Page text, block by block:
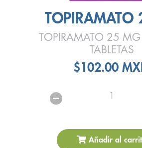
TOPIRAMATO
TOPIRAMATO 25
TABLETAS
$102.00
1
Añadir al